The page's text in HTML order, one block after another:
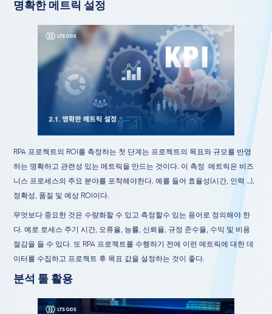
명확한 메트릭 설정
RPA 프로젝트의 ROI를 측정하는 첫 단계는 프로젝트의 목표와 규모를 반영
하는 명확하고 관련성 있는 메트릭을 만드는 것이다. 이 측정 메트릭은 비즈
니스 프로세스의 주요 분야를 포착해야한다. 예를 들어 효율성(시간, 인력 …),
정확성, 품질 및 예상 ROI이다.
무엇보다 중요한 것은 수량화할 수 있고 측정할수 있는 용어로 정의해야 한
다. 예로 로세스 주기 시간, 오류율, 능률, 신뢰율, 규정 준수율, 수익 및 비용
절감을 들 수 있다. 또 RPA 프로젝트를 수행하기 전에 이런 메트릭에 대한 데
이터를 수집하고 프로젝트 후 목표 값을 설정하는 것이 좋다.
분석 툴 활용